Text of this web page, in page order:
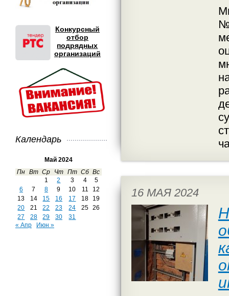
Конкурсный
отбор
подрядных
организаций
Календарь
Май 2024
Пн Вт Ср Чт Пт Сб Вс
1
2 3 4
5
6
7 8 9 10 11
12
13
14 15 16 17 18
19
20
21 22 23 24 25
26
27
28 29 30
31
« Апр
Июн »
№
16 МАЯ 2024